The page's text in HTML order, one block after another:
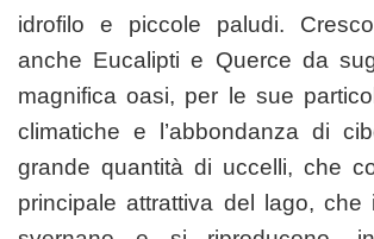
idrofilo e piccole paludi.
anche Eucalipti e Querce da
magnifica oasi, per le sue
climatiche e l’abbondanza di
grande quantità di uccelli, che
principale attrattiva del lago, che